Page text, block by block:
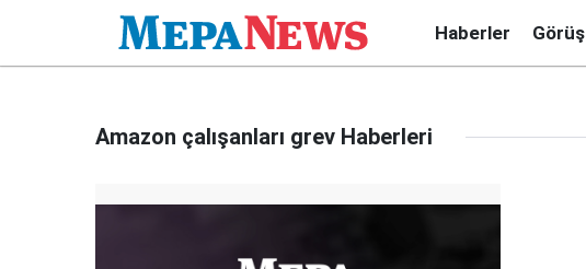
Haberler Görüş
Amazon çalışanları grev Haberleri